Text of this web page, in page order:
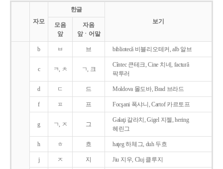
자모
한글
보기
모음
앞
자음
앞ㆍ어말
b ㅂ 브 bibliotecǎ 비블리오테커, alb 알브
c ㅋ, ㅊ ㄱ, 크
Cîntec 큰테크, Cine 치네, facturǎ
팍투러
d ㄷ 드 Moldova 몰도바, Brad 브라드
f ㅍ 프 Focşani 폭샤니, Cartof 카르토프
g ㄱ, ㅈ 그
Galaţi 갈라치, Gigel 지젤, hering
헤린그
h ㅎ 흐 haţeg 하체그, duh 두흐
j ㅈ 지 Jiu 지우, Cluj 클루지